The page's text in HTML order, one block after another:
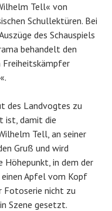
Tell« von
Schullektüren. Bei
des Schauspiels
behandelt den
des Landvogtes zu
ist, damit die
Tell, an seiner
Gruß und wird
in dem der
Apfel vom Kopf
Fotoserie nicht zu
Szene gesetzt.